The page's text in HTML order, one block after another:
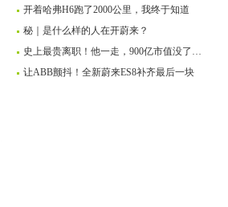
开着哈弗H6跑了2000公里，我终于知道
秘｜是什么样的人在开蔚来？
史上最贵离职！他一走，900亿市值没了…
让ABB颤抖！全新蔚来ES8补齐最后一块